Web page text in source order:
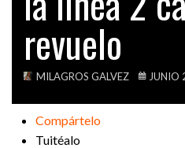
revuelo
MILAGROS GALVEZ JUNIO
Compártelo
Tuitéalo